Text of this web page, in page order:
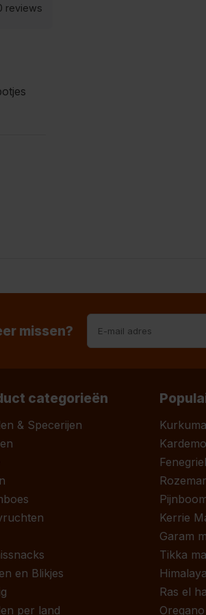
reviews
missen?
categorieën
& Specerijen
en Blikjes
per land
Kurkuma
Kerrie
Garam
Tikka
Ras el
Oregano